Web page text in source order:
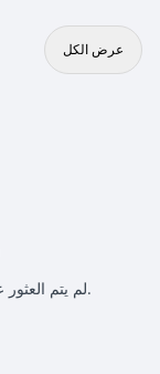
عرض الكل
لم يتم العثور على مقالات مطابقة للبحث الذي تم تحديده.